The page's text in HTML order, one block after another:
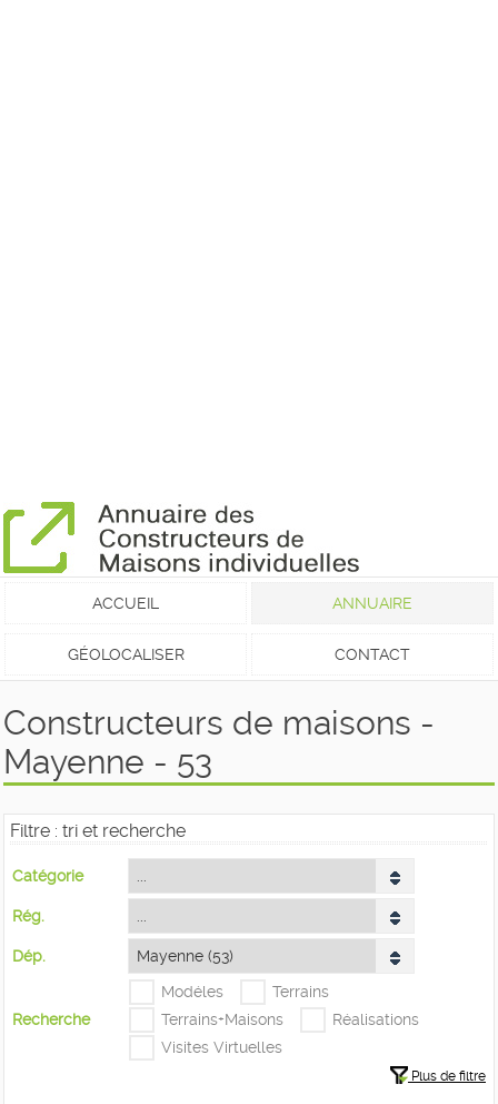
ACCUEIL ANNUAIRE
GÉOLOCALISER CONTACT
Constructeurs de maisons -
Mayenne - 53
Filtre : tri et recherche
Catégorie
Rég.
Dép.
Recherche
Modéles
Terrains
Terrains+Maisons
Réalisations
Visites Virtuelles
Plus de filtre